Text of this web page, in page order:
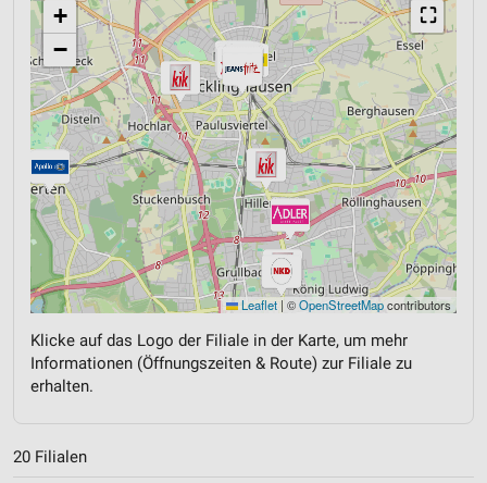
⛶
+
−
Leaflet | ©OpenStreetMapcontributors
Klicke auf das Logo der Filiale in der Karte, um mehr
Informationen (Öffnungszeiten & Route) zur Filiale zu
erhalten.
20 Filialen